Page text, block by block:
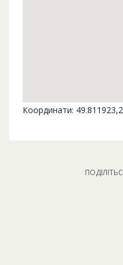
Координати: